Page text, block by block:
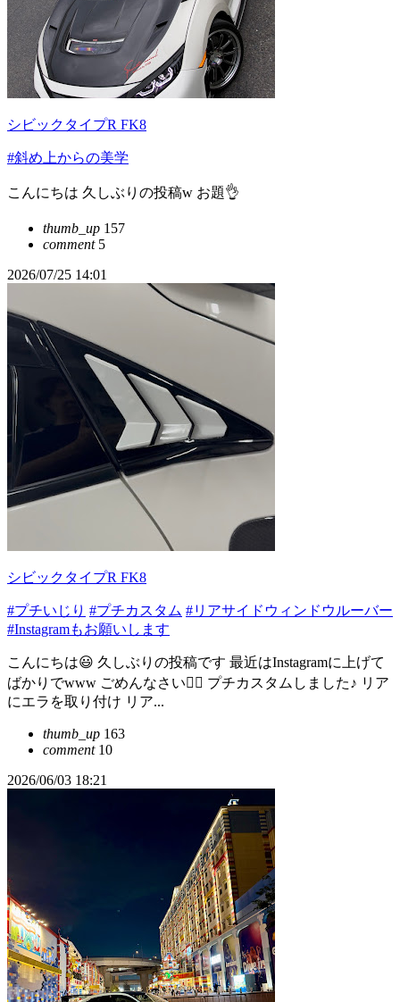
シビックタイプR FK8
#斜め上からの美学
こんにちは 久しぶりの投稿w お題👌
thumb_up 157
comment5
2026/07/25 14:01
シビックタイプR FK8
#プチいじり #プチカスタム #リアサイドウィンドウルーバー
#Instagramもお願いします
こんにちは😃 久しぶりの投稿です 最近はInstagramに上げて
ばかりでwww ごめんなさい🙇‍♀️ プチカスタムしました♪ リア
にエラを取り付け リア...
thumb_up 163
comment10
2026/06/03 18:21